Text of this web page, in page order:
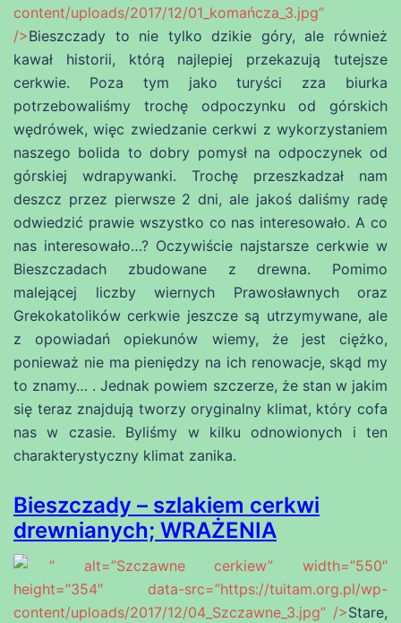
content/uploads/2017/12/01_komańcza_3.jpg”
/>Bieszczady to nie tylko dzikie góry, ale również
kawał historii, którą najlepiej przekazują tutejsze
cerkwie. Poza tym jako turyści zza biurka
potrzebowaliśmy trochę odpoczynku od górskich
wędrówek, więc zwiedzanie cerkwi z wykorzystaniem
naszego bolida to dobry pomysł na odpoczynek od
górskiej wdrapywanki. Trochę przeszkadzał nam
deszcz przez pierwsze 2 dni, ale jakoś daliśmy radę
odwiedzić prawie wszystko co nas interesowało. A co
nas interesowało…? Oczywiście najstarsze cerkwie w
Bieszczadach zbudowane z drewna. Pomimo
malejącej liczby wiernych Prawosławnych oraz
Grekokatolików cerkwie jeszcze są utrzymywane, ale
z opowiadań opiekunów wiemy, że jest ciężko,
ponieważ nie ma pieniędzy na ich renowacje, skąd my
to znamy… . Jednak powiem szczerze, że stan w jakim
się teraz znajdują tworzy oryginalny klimat, który cofa
nas w czasie. Byliśmy w kilku odnowionych i ten
charakterystyczny klimat zanika.
Bieszczady – szlakiem cerkwi
drewnianych; WRAŻENIA
” alt=”Szczawne cerkiew” width=”550″
height=”354″ data-src=”https://tuitam.org.pl/wp-
content/uploads/2017/12/04_Szczawne_3.jpg” />Stare,